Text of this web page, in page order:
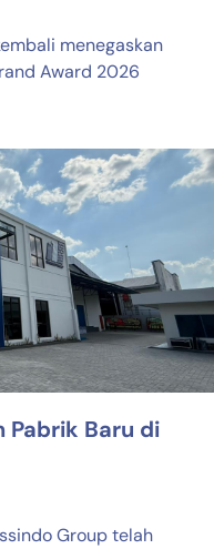
menegaskan
Award 2026
Pabrik Baru di
Group telah